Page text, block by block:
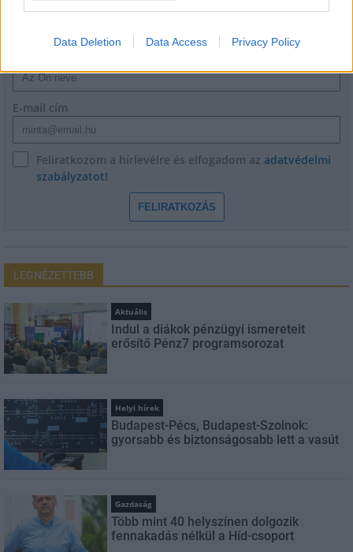
Data Deletion Data Access Privacy Policy
HÍRLEVÉL
E-mail cím
Feliratkozom a hírlevélre és elfogadom az adatvédelmi
szabályzatot!
FELIRATKOZÁS
LEGNÉZETTEBB
Aktuális
Indul a diákok pénzügyi ismereteit
erősítő Pénz7 programsorozat
Helyi hírek
Budapest-Pécs, Budapest-Szolnok:
gyorsabb és biztonságosabb lett a vasút
Gazdaság
Több mint 40 helyszínen dolgozik
fennakadás nélkül a Híd-csoport